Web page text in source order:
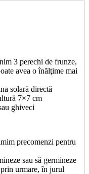
3 perechi de frunze,
avea o înălţime mai
solară directă
7×7 cm
ghiveci
precomenzi pentru
sau să germineze
urmare, în jurul